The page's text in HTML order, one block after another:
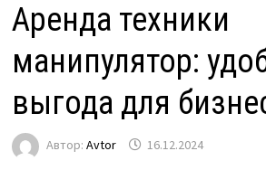
Аренда техники
манипулятор:
выгода для
Автор: Avtor 16.12.2024